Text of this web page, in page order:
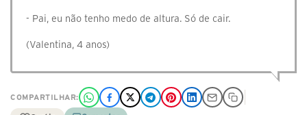
- Pai, eu não tenho medo de altura. Só de cair.
(Valentina, 4 anos)
COMPARTILHAR: